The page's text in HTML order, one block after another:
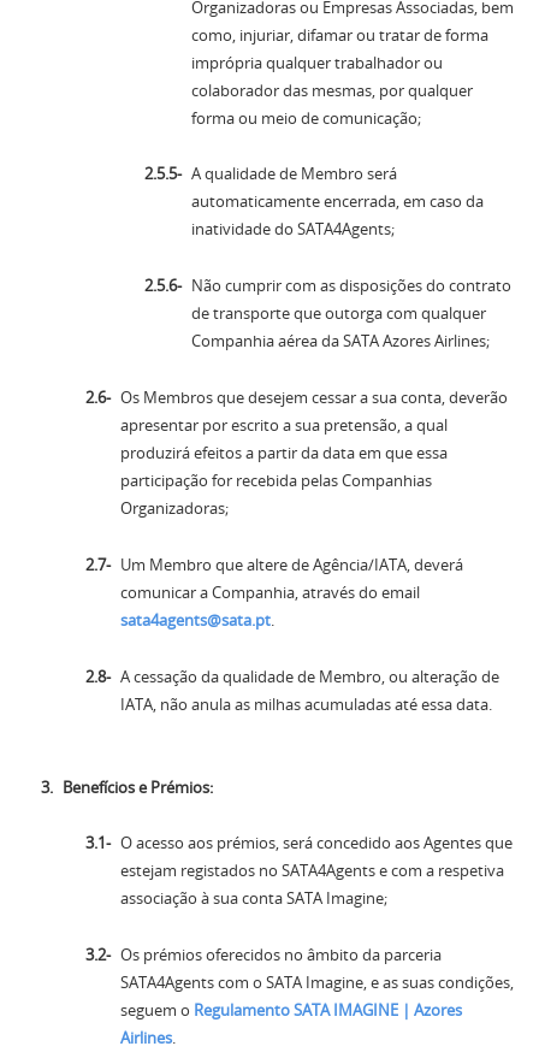
Organizadoras ou Empresas Associadas, bem
como, injuriar, difamar ou tratar de forma
imprópria qualquer trabalhador ou
colaborador das mesmas, por qualquer
forma ou meio de comunicação;
A qualidade de Membro será
automaticamente encerrada, em caso da
inatividade do SATA4Agents;
Não cumprir com as disposições do contrato
de transporte que outorga com qualquer
Companhia aérea da SATA Azores Airlines;
Os Membros que desejem cessar a sua conta, deverão
apresentar por escrito a sua pretensão, a qual
produzirá efeitos a partir da data em que essa
participação for recebida pelas Companhias
Organizadoras;
Um Membro que altere de Agência/IATA, deverá
comunicar a Companhia, através do email
sata4agents@sata.pt.
A cessação da qualidade de Membro, ou alteração de
IATA, não anula as milhas acumuladas até essa data.
Benefícios e Prémios:
O acesso aos prémios, será concedido aos Agentes que
estejam registados no SATA4Agents e com a respetiva
associação à sua conta SATA Imagine;
Os prémios oferecidos no âmbito da parceria
SATA4Agents com o SATA Imagine, e as suas condições,
seguem o Regulamento SATA IMAGINE | Azores
Airlines.